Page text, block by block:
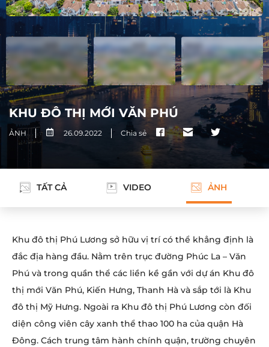
KHU ĐÔ THỊ MỚI VĂN PHÚ
ẢNH 26.09.2022 Chia sẻ
TẤT CẢ VIDEO ẢNH
Khu đô thị Phú Lương sở hữu vị trí có thể khẳng định là
đắc địa hàng đầu. Nằm trên trục đường Phúc La – Văn
Phú và trong quần thể các liền kề gần với dự án Khu đô
thị mới Văn Phú, Kiến Hưng, Thanh Hà và sắp tới là Khu
đô thị Mỹ Hưng. Ngoài ra Khu đô thị Phú Lương còn đối
diện công viên cây xanh thể thao 100 ha của quận Hà
Đông. Cách trung tâm hành chính quận, trường chuyên